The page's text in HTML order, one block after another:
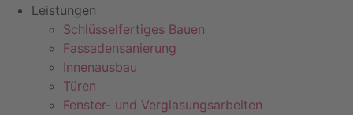
Leistungen
Schlüsselfertiges Bauen
Fassadensanierung
Innenausbau
Türen
Fenster- und Verglasungsarbeiten